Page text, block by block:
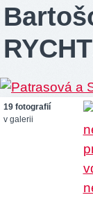
19 fotografií
v galerii